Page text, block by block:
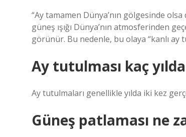
“Ay tamamen Dünya’nın gölgesinde olsa
güneş ışığı Dünya’nın atmosferinden
görünür. Bu nedenle, bu olaya “kanlı ay
Ay tutulması kaç
Ay tutulmaları genellikle yılda iki kez
Güneş patlaması ne